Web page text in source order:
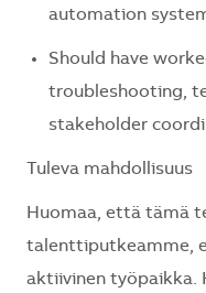
automation
Should have
troubleshooting,
stakeholder
Tuleva mahdollisuus
Huomaa, että tämä
talenttiputkeamme,
aktiivinen työpaikka.